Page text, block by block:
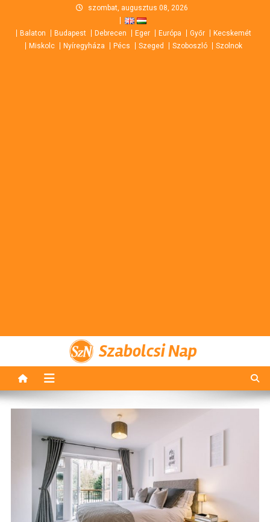
content
szombat, augusztus 08, 2026
Balaton Budapest Debrecen Eger Európa Győr
Kecskemét
Miskolc
Nyíregyháza Pécs Szeged Szoboszló Szolnok
Szabolcsi Nap